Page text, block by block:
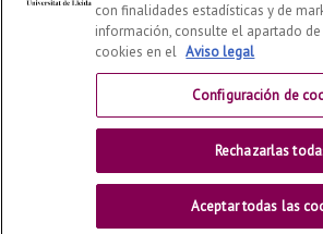
Departamento de Derecho2026
Contactar
Universitat de Lleida
con finalidades estadísticas y de
información, consulte el apartado
cookies en el Aviso legal
Configuración de
Rechazarlas
Aceptar todas las